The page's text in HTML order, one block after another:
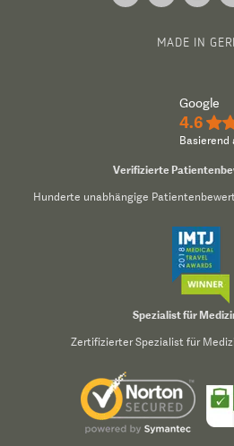
MADE IN
Google
4.6
Basierend
Verifizierte
Hunderte unabhängige
Spezialist für
Zertifizierter Spezialist für